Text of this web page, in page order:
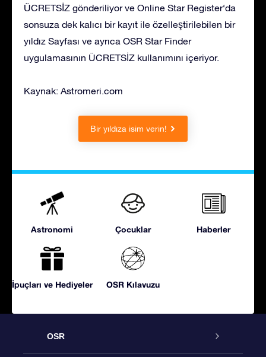
ÜCRETSİZ gönderiliyor ve Online Star Register‘da
sonsuza dek kalıcı bir kayıt ile özelleştirilebilen bir
yıldız Sayfası ve ayrıca OSR Star Finder
uygulamasının ÜCRETSİZ kullanımını içeriyor.
Kaynak: Astromeri.com
Bir yıldıza isim verin!
Astronomi Çocuklar Haberler
İpuçları ve Hediyeler OSR Kılavuzu
OSR